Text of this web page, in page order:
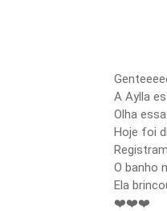
A Aylla
Olha
Hoje foi
O banho
Ela
❤️❤️❤️